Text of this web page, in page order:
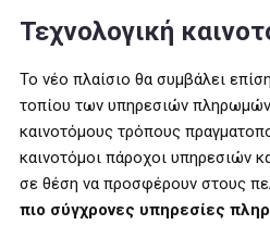
Τεχνολογική
Το νέο πλαίσιο θα συμβάλει
τοπίου των υπηρεσιών
καινοτόμους τρόπους
καινοτόμοι πάροχοι υπηρεσιών
σε θέση να προσφέρουν στους
πιο σύγχρονες υπηρεσίες